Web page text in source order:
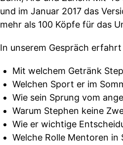
und im Januar 2017 das
mehr als 100 Köpfe für das
In unserem Gespräch erfahrt
Mit welchem Getränk
Welchen Sport er im
Wie sein Sprung vom
Warum Stephen keine
Wie er wichtige
Welche Rolle Mentoren in